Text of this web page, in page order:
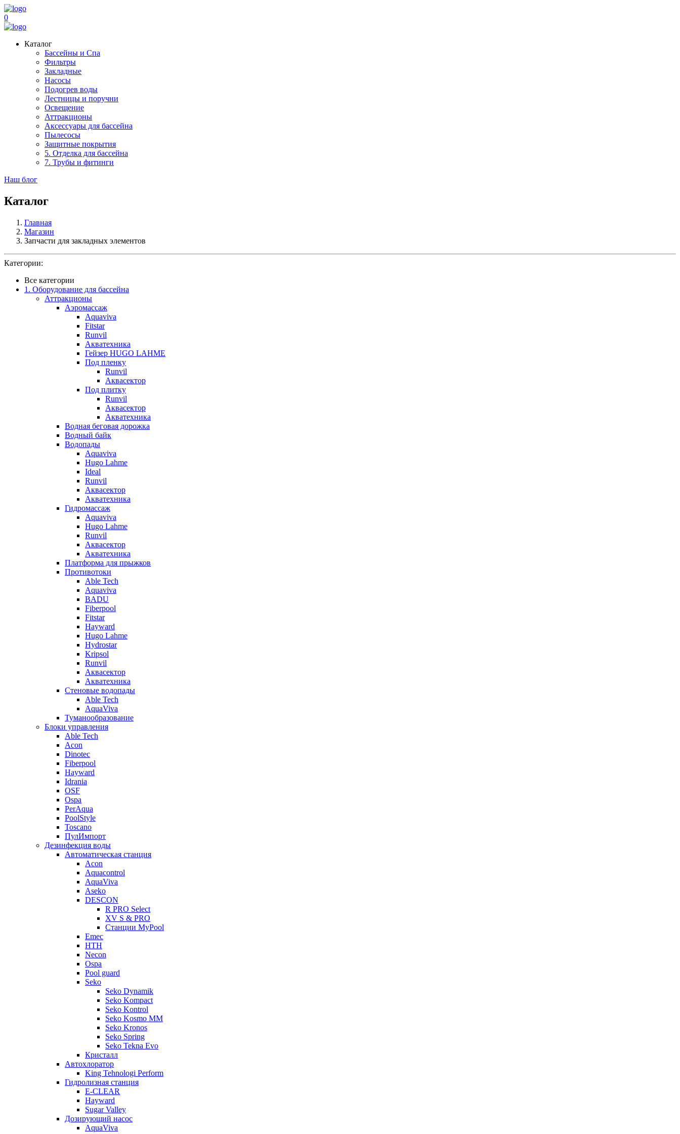
0
Каталог
Бассейны и Спа
Фильтры
Закладные
Насосы
Подогрев воды
Лестницы и поручни
Освещение
Аттракционы
Аксессуары для бассейна
Пылесосы
Защитные покрытия
5. Отделка для бассейна
7. Трубы и фитинги
Наш блог
Каталог
Главная
Магазин
Запчасти для закладных элементов
Категории:
Все категории
1. Оборудование для бассейна
Аттракционы
Аэромассаж
Aquaviva
Fitstar
Runvil
Акватехника
Гейзер HUGO LAHME
Под пленку
Runvil
Аквасектор
Под плитку
Runvil
Аквасектор
Акватехника
Водная беговая дорожка
Водный байк
Водопады
Aquaviva
Hugo Lahme
Ideal
Runvil
Аквасектор
Акватехника
Гидромассаж
Aquaviva
Hugo Lahme
Runvil
Аквасектор
Акватехника
Платформа для прыжков
Противотоки
Able Tech
Aquaviva
BADU
Fiberpool
Fitstar
Hayward
Hugo Lahme
Hydrostar
Kripsol
Runvil
Аквасектор
Акватехника
Стеновые водопады
Able Tech
AquaViva
Туманообразование
Блоки управления
Able Tech
Acon
Dinotec
Fiberpool
Hayward
Idrania
OSF
Ospa
PerAqua
PoolStyle
Toscano
ПулИмпорт
Дезинфекция воды
Автоматическая станция
Acon
Aquacontrol
AquaViva
Aseko
DESCON
R PRO Select
XV S & PRO
Станции MyPool
Emec
HTH
Necon
Ospa
Pool guard
Seko
Seko Dynamik
Seko Kompact
Seko Kontrol
Seko Kosmo MM
Seko Kronos
Seko Spring
Seko Tekna Evo
Кристалл
Автохлоратор
King Tehnologi Perform
Гидролизная станция
E-CLEAR
Hayward
Sugar Valley
Дозирующий насос
AquaViva